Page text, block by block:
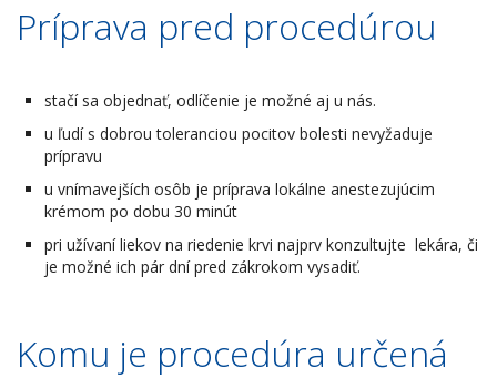
Príprava pred procedúrou
stačí sa objednať, odlíčenie je možné aj u nás.
u ľudí s dobrou toleranciou pocitov bolesti nevyžaduje
prípravu
u vnímavejších osôb je príprava lokálne anestezujúcim
krémom po dobu 30 minút
pri užívaní liekov na riedenie krvi najprv konzultujte lekára, či
je možné ich pár dní pred zákrokom vysadiť.
Komu je procedúra určená